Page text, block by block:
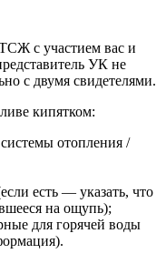
с участием вас и
УК не
с двумя свидетелями.
кипятком:
отопления /
есть — указать, что
на ощупь);
для горячей воды